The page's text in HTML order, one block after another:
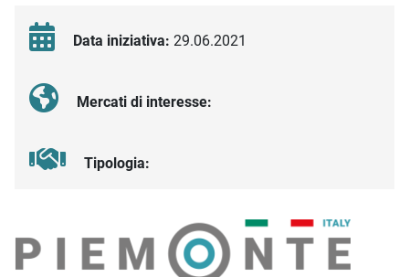
Data iniziativa: 29.06.2021
Mercati di interesse:
Tipologia: